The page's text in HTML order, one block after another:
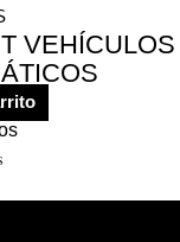
VEHÍCULOS